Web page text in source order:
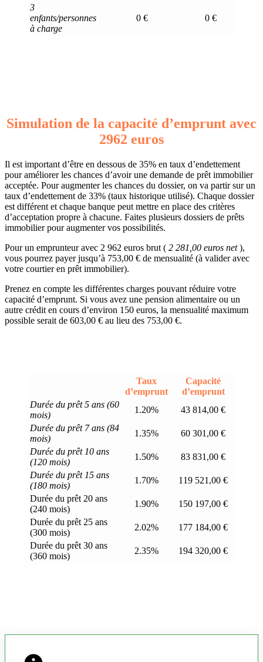
3
enfants/personnes
à charge
0 € 0 €
Simulation de la capacité d’emprunt avec
2962 euros
Il est important d’être en dessous de 35% en taux d’endettement
pour améliorer les chances d’avoir une demande de prêt immobilier
acceptée. Pour augmenter les chances du dossier, on va partir sur un
taux d’endettement de 33% (taux historique utilisé). Chaque dossier
est différent et chaque banque peut mettre en place des critères
d’acceptation propre à chacune. Faites plusieurs dossiers de prêts
immobilier pour augmenter vos possibilités.
Pour un emprunteur avec 2 962 euros brut ( 2 281,00 euros net),
vous pourrez payer jusqu’à 753,00 € de mensualité (à valider avec
votre courtier en prêt immobilier).
Prenez en compte les différentes charges pouvant réduire votre
capacité d’emprunt. Si vous avez une pension alimentaire ou un
autre crédit en cours d’environ 150 euros, la mensualité maximum
possible serait de 603,00 € au lieu des 753,00 €.
Taux
d’emprunt
Capacité
d’emprunt
Durée du prêt 5 ans (60
mois)
1.20%
43 814,00 €
Durée du prêt 7 ans (84
mois)
1.35%
60 301,00 €
Durée du prêt 10 ans
(120 mois)
1.50%
83 831,00 €
Durée du prêt 15 ans
(180 mois)
1.70%
119 521,00 €
Durée du prêt 20 ans
(240 mois)
1.90%
150 197,00 €
Durée du prêt 25 ans
(300 mois)
2.02%
177 184,00 €
Durée du prêt 30 ans
(360 mois)
2.35% 194 320,00 €